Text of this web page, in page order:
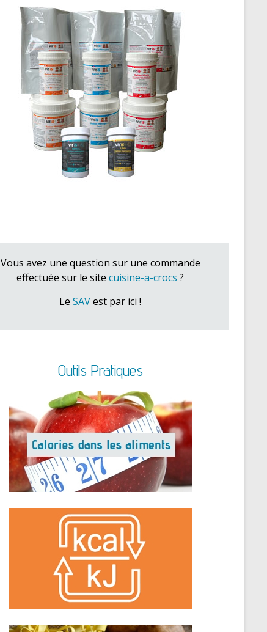
Vous avez une question sur une commande
effectuée sur le site cuisine-a-crocs ?
Le SAVest par ici !
Outils Pratiques